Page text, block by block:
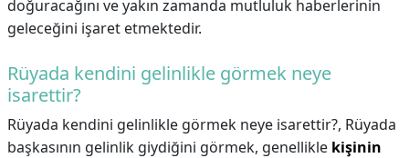
doğuracağını ve yakın zamanda mutluluk haberlerinin
geleceğini işaret etmektedir.
Rüyada kendini gelinlikle görmek neye
isarettir?
Rüyada kendini gelinlikle görmek neye isarettir?, Rüyada
başkasının gelinlik giydiğini görmek, genellikle kişinin